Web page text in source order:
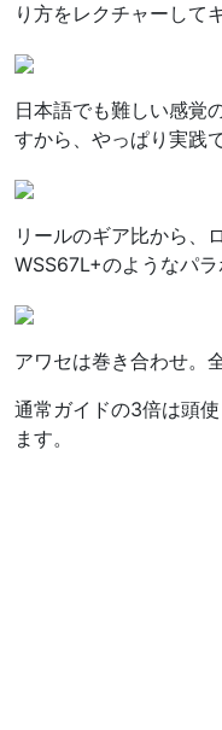
り方をレクチャーして
日本語でも難しい感覚
すから、やっぱり実践
リールのギア比から、
WSS67L+のようなパラ
アワセは巻き合わせ。
通常ガイドの3倍は頭
ます。